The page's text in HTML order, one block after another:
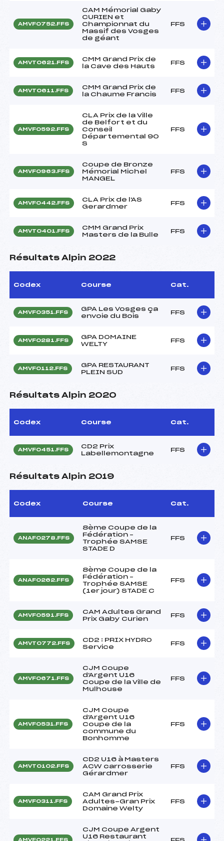
AMVF0752.FFS
CAM Mémorial Gaby
CURIEN et
Championnat du
Massif des Vosges
de géant
FFS
AMVT0621.FFS
CMM Grand Prix de
la Cave des Hauts
FFS
AMVT0611.FFS
CMM Grand Prix de
la Chaume Francis
FFS
AMVF0592.FFS
CLA Prix de la Ville
de Belfort et du
Conseil
Départemental 90
S
FFS
AMVF0963.FFS
Coupe de Bronze
Mémorial Michel
MANGEL
FFS
AMVF0442.FFS
CLA Prix de l'AS
Gerardmer
FFS
AMVT0401.FFS
CMM Grand Prix
Masters de la Bulle
FFS
Résultats Alpin 2022
Codex Course Cat.
AMVF0351.FFS
GPA Les Vosges ça
envoie du Bois
FFS
AMVF0281.FFS
GPA DOMAINE
WELTY
FFS
AMVF0112.FFS
GPA RESTAURANT
PLEIN SUD
FFS
Résultats Alpin 2020
Codex Course Cat.
AMVF0451.FFS
CD2 Prix
Labellemontagne
FFS
Résultats Alpin 2019
Codex Course Cat.
ANAF0278.FFS
8ème Coupe de la
Fédération –
Trophée SAMSE
STADE D
FFS
ANAF0262.FFS
8ème Coupe de la
Fédération –
Trophée SAMSE
(1er jour) STADE C
FFS
AMVF0591.FFS
CAM Adultes Grand
Prix Gaby Curien
FFS
AMVT0772.FFS
CD2 : PRIX HYDRO
Service
FFS
AMVF0671.FFS
CJM Coupe
d'Argent U16
Coupe de la Ville de
Mulhouse
FFS
AMVF0531.FFS
CJM Coupe
d'Argent U16
Coupe de la
commune du
Bonhomme
FFS
AMVT0102.FFS
CD2 U16 à Masters
ACW carrosserie
Gérardmer
FFS
AMVF0311.FFS
CAM Grand Prix
Adultes-Gran Prix
Domaine Welty
FFS
AMVF0221.FFS
CJM Coupe Argent
U16 Restaurant
FFS